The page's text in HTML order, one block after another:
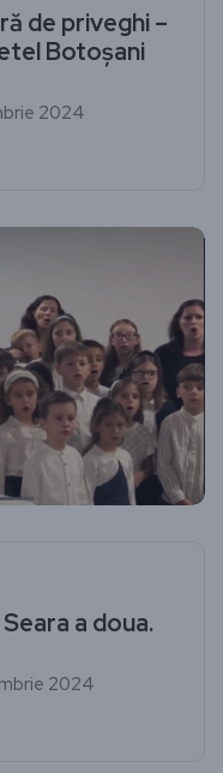
de priveghi –
Botoșani
2024
a doua.
2024